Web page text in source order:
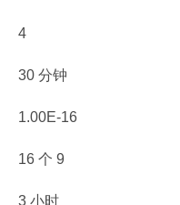
4
30 分钟
1.00E-16
16 个 9
3 小时